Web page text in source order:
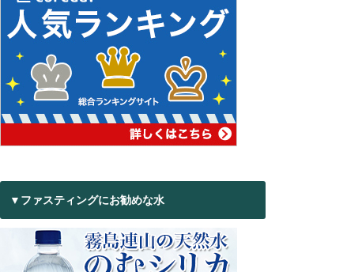
▼ファスティングにお勧めな水